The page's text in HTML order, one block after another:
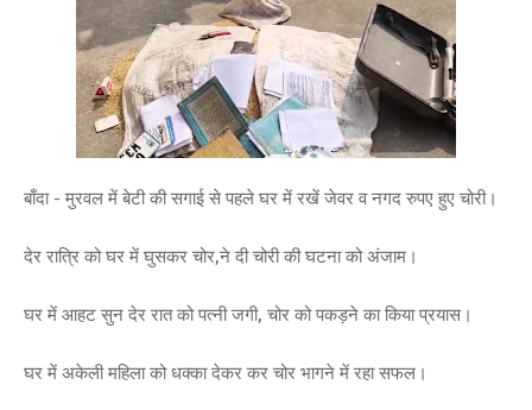
बाँदा - मुरवल में बेटी की सगाई से पहले घर में रखें जेवर व नगद रुपए हुए चोरी।
देर रात्रि को घर में घुसकर चोर,ने दी चोरी की घटना को अंजाम।
घर में आहट सुन देर रात को पत्नी जगी, चोर को पकड़ने का किया प्रयास।
घर में अकेली महिला को धक्का देकर कर चोर भागने में रहा सफल।